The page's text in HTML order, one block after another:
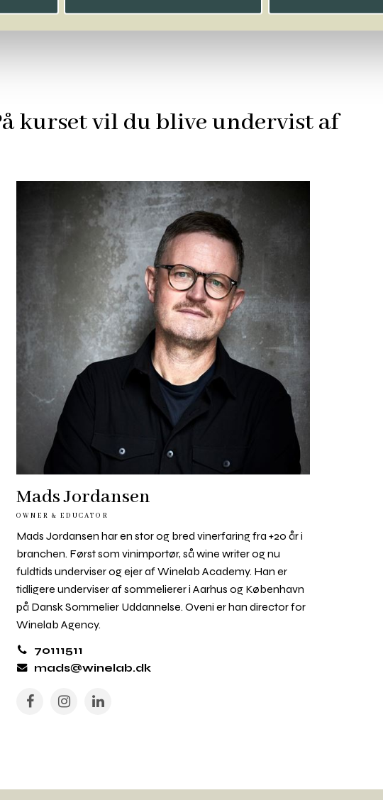
kurset vil du blive undervist af
Mads Jordansen
OWNER & EDUCATOR
Mads Jordansen har en stor og bred vinerfaring fra +20 år i
branchen. Først som vinimportør, så wine writer og nu
fuldtids underviser og ejer af Winelab Academy. Han er
tidligere underviser af sommelierer i Aarhus og København
på Dansk Sommelier Uddannelse. Oveni er han director for
Winelab Agency.
70111511
mads@winelab.dk